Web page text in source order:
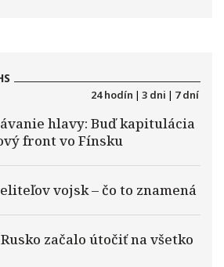
24 hodín | 3 dni | 7 dní
hlavy: Buď kapitulácia
front vo Fínsku
vojsk – čo to znamená
začalo útočiť na všetko